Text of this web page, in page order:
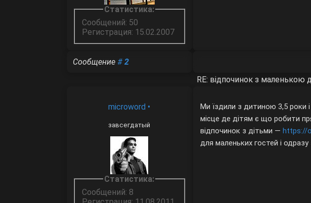
Статистика:
Сообщений: 50
Регистрация: 15.02.2007
Сообщение # 2
RE: відпочинок з
microword •
завсегдатый
Статистика:
Сообщений: 8
Ми їздили з дитиною 3,5 роки
місце де дітям є що робити
відпочинок з дітьми — https://
для маленьких гостей і